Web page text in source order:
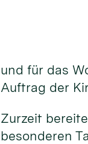
und für das
Auftrag der
Zurzeit
besonderen